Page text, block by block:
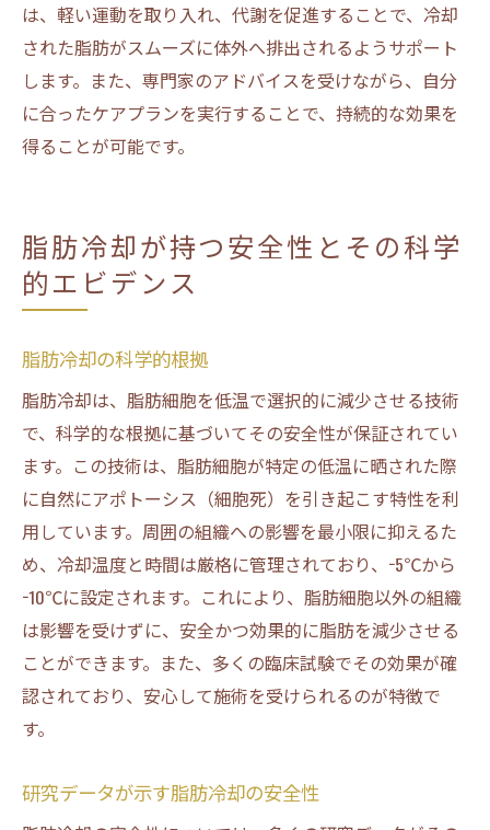
は、軽い運動を取り入れ、代謝を促進することで、冷却
された脂肪がスムーズに体外へ排出されるようサポート
します。また、専門家のアドバイスを受けながら、自分
に合ったケアプランを実行することで、持続的な効果を
得ることが可能です。
脂肪冷却が持つ安全性とその科学
的エビデンス
脂肪冷却の科学的根拠
脂肪冷却は、脂肪細胞を低温で選択的に減少させる技術
で、科学的な根拠に基づいてその安全性が保証されてい
ます。この技術は、脂肪細胞が特定の低温に晒された際
に自然にアポトーシス（細胞死）を引き起こす特性を利
用しています。周囲の組織への影響を最小限に抑えるた
め、冷却温度と時間は厳格に管理されており、−5℃から
−10℃に設定されます。これにより、脂肪細胞以外の組織
は影響を受けずに、安全かつ効果的に脂肪を減少させる
ことができます。また、多くの臨床試験でその効果が確
認されており、安心して施術を受けられるのが特徴で
す。
研究データが示す脂肪冷却の安全性